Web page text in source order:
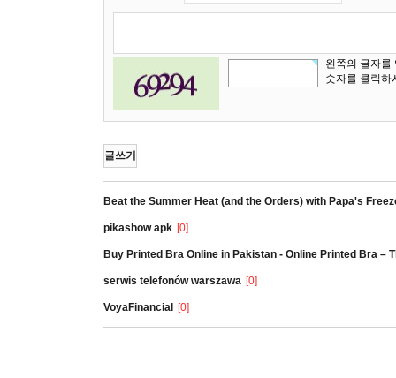
왼쪽의 글자를
숫자를 클릭하
글쓰기
Beat the Summer Heat (and the Orders) with Papa's
pikashow apk [0]
Buy Printed Bra Online in Pakistan - Online Printed Bra –
serwis telefonów warszawa [0]
VoyaFinancial [0]